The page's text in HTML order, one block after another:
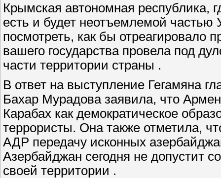
Крымская автономная республика,
есть и будет неотъемлемой
посмотреть, как бы отреагировало
вашего государства провела под
части территории страны .
В ответ на выступление Гегамяна
Бахар Мурадова заявила, что
Карабах как демократическое
террористы. Она также отметила,
АДР передачу исконных
Азербайджан сегодня не допустит
своей территории .